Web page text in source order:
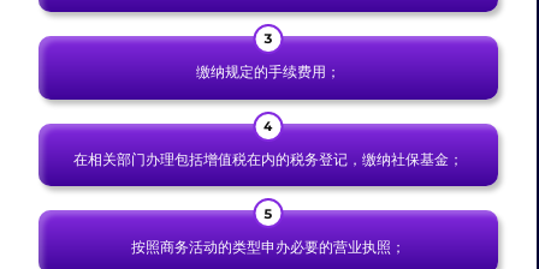
缴纳规定的手续费用；
在相关部门办理包括增值税在内的税务登记，缴纳社保基金；
按照商务活动的类型申办必要的营业执照；